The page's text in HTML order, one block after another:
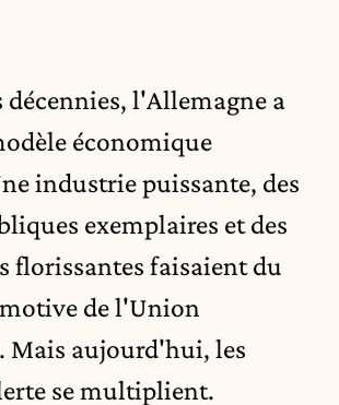
décennies, l'Allemagne a
économique
industrie puissante, des
exemplaires et des
florissantes faisaient du
de l'Union
Mais aujourd'hui, les
se multiplient.